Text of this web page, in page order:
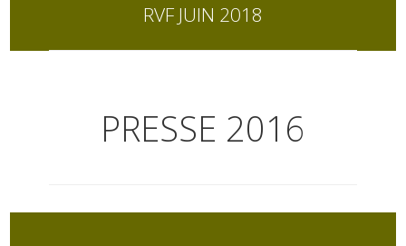
RVF JUIN 2018
PRESSE 2016